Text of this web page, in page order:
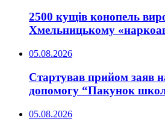
2500 кущів конопель
Хмельницькому
05.08.2026
Стартував прийом заяв
допомогу “Пакунок
05.08.2026